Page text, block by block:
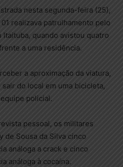
nesta segunda-feira (25),
realizava patrulhamento pelo
quando avistou quatro
a uma residência.
a aproximação da viatura,
do local em uma bicicleta,
policial.
pessoal, os militares
de Sousa da Silva cinco
análoga a crack e cinco
análoga à cocaína.